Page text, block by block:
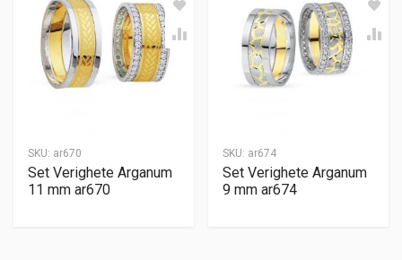
SKU: ar670
Set Verighete Arganum
11 mm ar670
SKU: ar674
Set Verighete Arganum
9 mm ar674